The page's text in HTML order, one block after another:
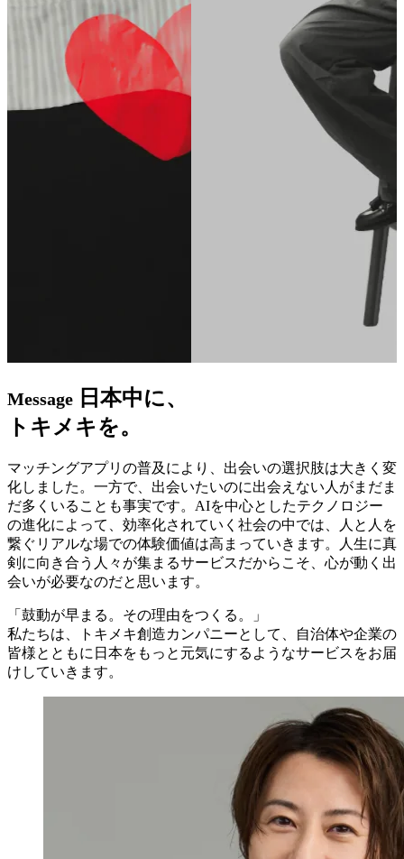
Message 日本中に、
トキメキを。
マッチングアプリの普及により、出会いの選択肢は大きく変
化しました。一方で、出会いたいのに出会えない人がまだま
だ多くいることも事実です。AIを中心としたテクノロジー
の進化によって、効率化されていく社会の中では、人と人を
繋ぐリアルな場での体験価値は高まっていきます。人生に真
剣に向き合う人々が集まるサービスだからこそ、心が動く出
会いが必要なのだと思います。
「鼓動が早まる。その理由をつくる。」
私たちは、トキメキ創造カンパニーとして、自治体や企業の
皆様とともに日本をもっと元気にするようなサービスをお届
けしていきます。